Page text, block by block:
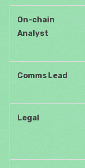
On-chain
Analyst
Comms Lead
Legal